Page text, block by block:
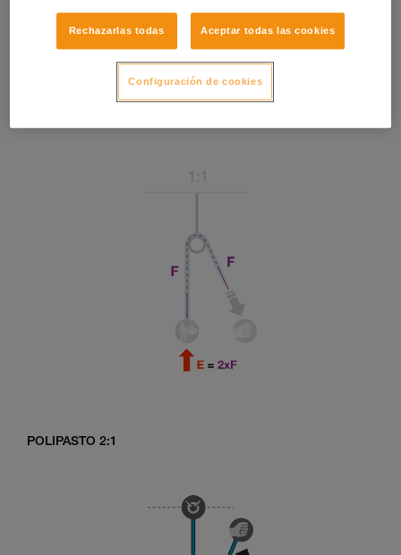
POLIPASTO 2:1
Rechazarlas todas Aceptar todas las cookies
Configuración de cookies